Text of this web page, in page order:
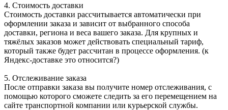
4. Стоимость доставки
Стоимость доставки рассчитывается автоматически при
оформлении заказа и зависит от выбранного способа
доставки, региона и веса вашего заказа. Для крупных и
тяжёлых заказов может действовать специальный тариф,
который также будет рассчитан в процессе оформления. (к
Яндекс-доставке это относится?)
5. Отслеживание заказа
После отправки заказа вы получите номер отслеживания, с
помощью которого сможете следить за его перемещением на
сайте транспортной компании или курьерской службы.